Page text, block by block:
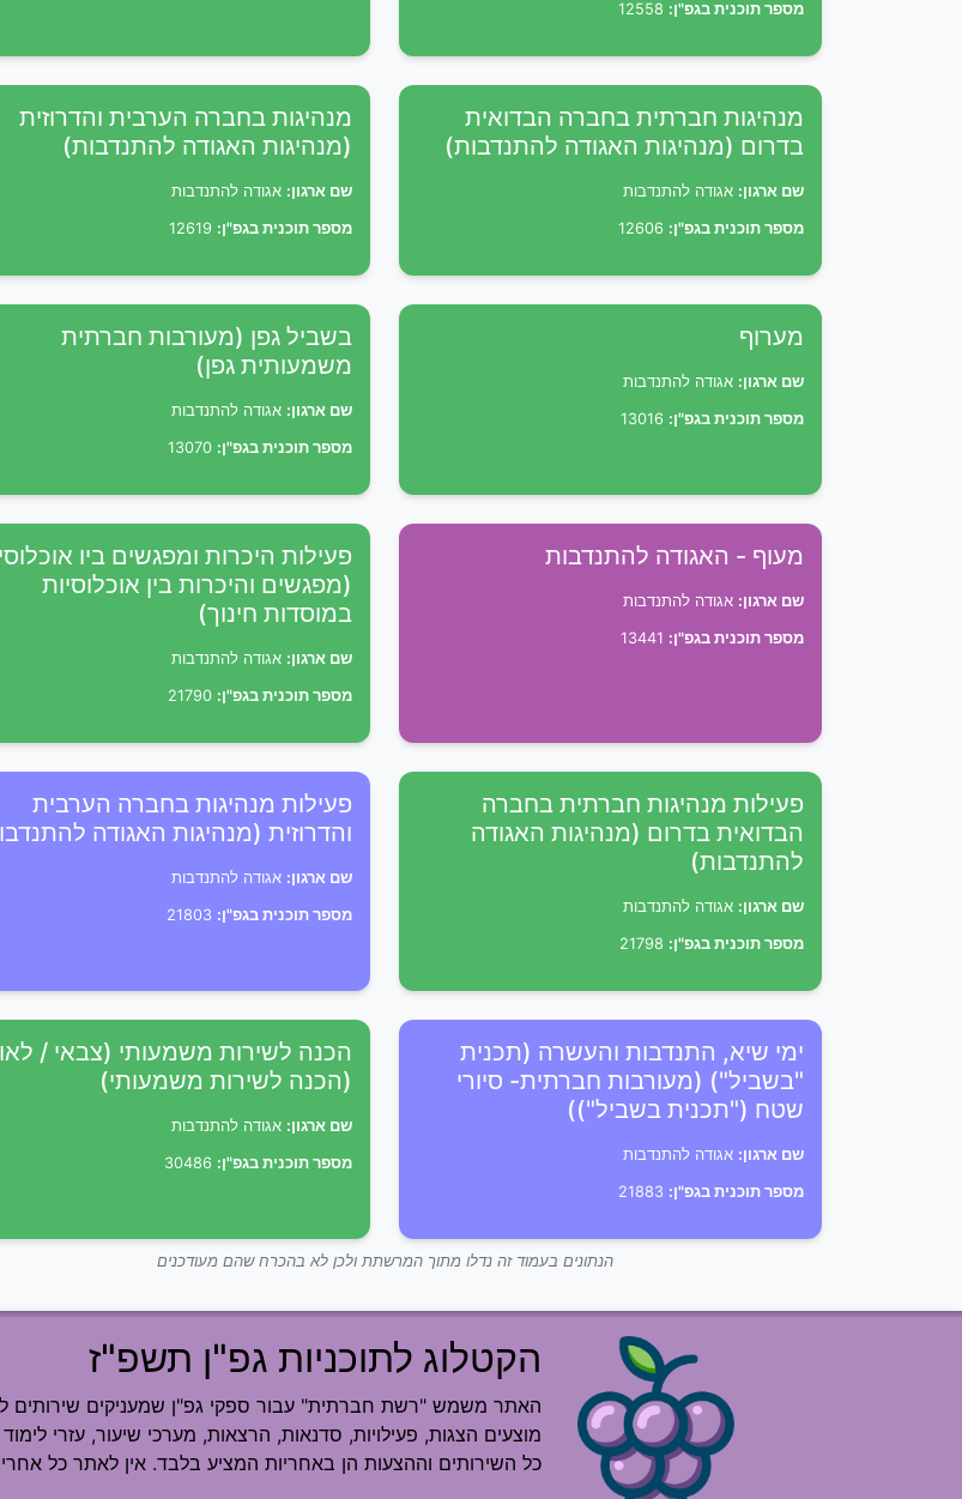
מספר תוכנית בגפ"ן:
מנהיגות חברתית בחברה הבדואית
בדרום (מנהיגות האגודה להתנדבות)
שם ארגון: אגודה להתנדבות
מספר תוכנית בגפ"ן:
מנהיגות בחברה הערבית והדרוזית
(מנהיגות האגודה להתנדבות)
שם ארגון: אגודה להתנדבות
מספר תוכנית בגפ"ן:
מערוף
שם ארגון: אגודה להתנדבות
מספר תוכנית בגפ"ן:
בשביל גפן (מעורבות חברתית
משמעותית גפן)
שם ארגון: אגודה להתנדבות
מספר תוכנית בגפ"ן:
מעוף - האגודה להתנדבות
שם ארגון: אגודה להתנדבות
מספר תוכנית בגפ"ן:
פעילות היכרות ומפגשים ביו
(מפגשים והיכרות בין אוכלוסיות
במוסדות חינוך)
שם ארגון: אגודה להתנדבות
מספר תוכנית בגפ"ן:
פעילות מנהיגות חברתית בחברה
הבדואית בדרום (מנהיגות האגודה
להתנדבות)
שם ארגון: אגודה להתנדבות
מספר תוכנית בגפ"ן:
פעילות מנהיגות בחברה הערבית
והדרוזית (מנהיגות האגודה
שם ארגון: אגודה להתנדבות
מספר תוכנית בגפ"ן:
ימי שיא, התנדבות והעשרה (תכנית
"בשביל") (מעורבות חברתית- סיורי
שטח ("תכנית בשביל"))
שם ארגון: אגודה להתנדבות
מספר תוכנית בגפ"ן:
הכנה לשירות משמעותי (צבאי /
(הכנה לשירות משמעותי)
שם ארגון: אגודה להתנדבות
מספר תוכנית בגפ"ן:
הנתונים בעמוד זה נדלו מתוך המרשתת ולכן לא בהכרח שהם מעודכנים
הקטלוג לתוכניות גפ"ן תשפ"ז
האתר משמש "רשת חברתית" עבור ספקי גפ"ן שמעניקים שירותים
מוצעים הצגות, פעילויות, סדנאות, הרצאות, מערכי שיעור, עזרי
כל השירותים וההצעות הן באחריות המציע בלבד. אין לאתר כל